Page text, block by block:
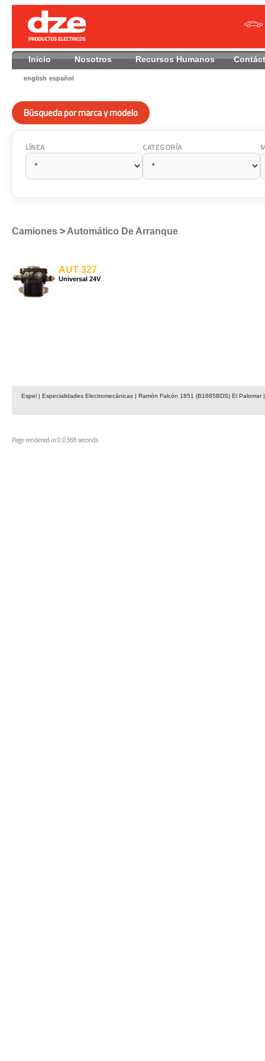
Inicio Nosotros Recursos Humanos
english español
Búsqueda por marca y modelo
LÍNEA CATEGORÍA
Camiones> Automático De Arranque
AUT 327
Universal 24V
Espel | Especialidades Electromecánicas | Ramón Falcón 1851 (B1685BDS) El
Page rendered in 0.0388 seconds